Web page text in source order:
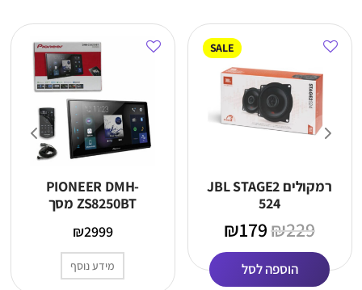
SALE
רמקולים JBL STAGE2
524
₪229
₪179
הוספה לסל
PIONEER DMH-
ZS8250BT מסך
₪2999
מידע נוסף